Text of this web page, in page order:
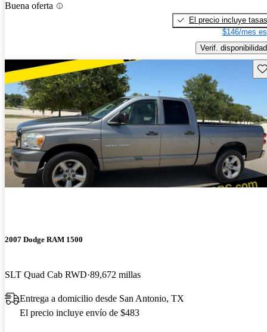
Buena oferta
El precio incluye tasas
$146/mes
Verif. disponibilidad
2007 Dodge RAM 1500
SLT Quad Cab RWD 89,672 millas
Entrega a domicilio desde San Antonio, TX
El precio incluye envío de $483